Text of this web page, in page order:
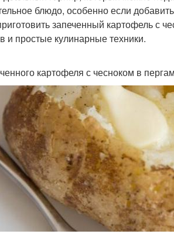
блюдо, особенно если
запеченный картофель с
и простые кулинарные техники.
картофеля с чесноком в